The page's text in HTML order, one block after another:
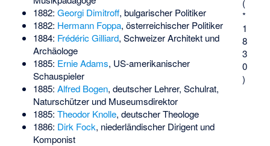
(
*
1
8
3
0
)
1882: Georgi Dimitroff, bulgarischer Politiker
1882: Hermann Foppa, österreichischer Politiker
1884: Frédéric Gilliard, Schweizer Architekt und
Archäologe
1885: Ernie Adams, US-amerikanischer
Schauspieler
1885: Alfred Bogen, deutscher Lehrer, Schulrat,
Naturschützer und Museumsdirektor
1885: Theodor Knolle, deutscher Theologe
1886: Dirk Fock, niederländischer Dirigent und
Komponist